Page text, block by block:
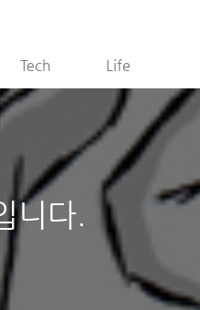
Tech Life
니다.